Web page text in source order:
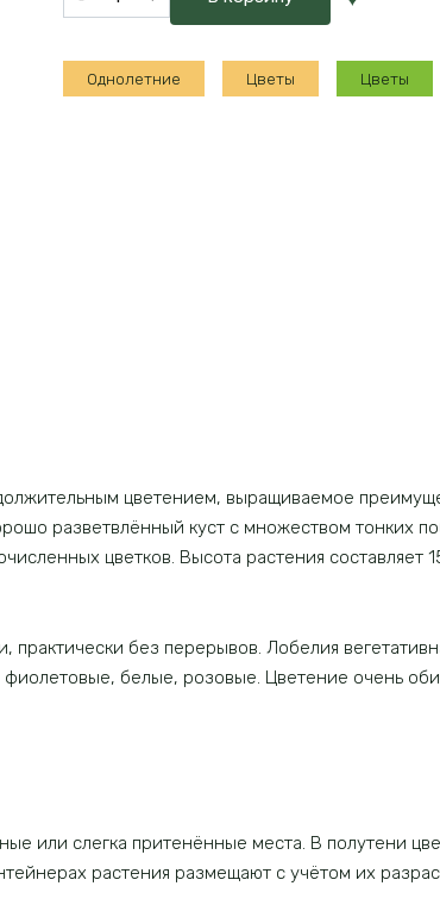
товара
вегетативная
в
Однолетние Цветы Цветы
цветением, выращиваемое
разветвлённый куст с множеством тонких
цветков. Высота растения составляет
без перерывов. Лобелия
белые, розовые. Цветение очень
или слегка притенённые места. В полутени
растения размещают с учётом их